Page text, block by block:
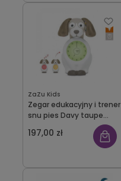
ZaZu Kids
Zegar edukacyjny i trener
snu pies Davy taupe
197,00 zł